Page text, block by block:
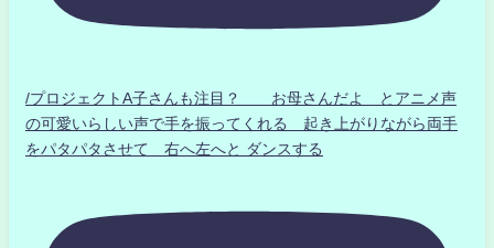
/プロジェクトA子さんも注目？ お母さんだよ とアニメ声
の可愛いらしい声で手を振ってくれる 起き上がりながら両手
をパタパタさせて 右へ左へと ダンスする